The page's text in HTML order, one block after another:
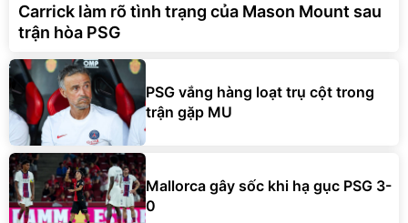
Carrick làm rõ tình trạng của Mason Mount sau
trận hòa PSG
PSG vắng hàng loạt trụ cột trong
trận gặp MU
Mallorca gây sốc khi hạ gục PSG 3-
0